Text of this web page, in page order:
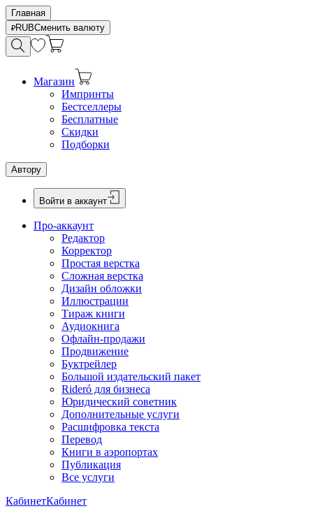
Главная
RUBСменить валюту
Магазин
Импринты
Бестселлеры
Бесплатные
Скидки
Подборки
Автору
Войти в аккаунт
Про-аккаунт
Редактор
Корректор
Простая верстка
Сложная верстка
Дизайн обложки
Иллюстрации
Тираж книги
Аудиокнига
Офлайн-продажи
Продвижение
Буктрейлер
Большой издательский пакет
Rideró для бизнеса
Юридический советник
Дополнительные услуги
Расшифровка текста
Перевод
Книги в аэропортах
Публикация
Все услуги
КабинетКабинет